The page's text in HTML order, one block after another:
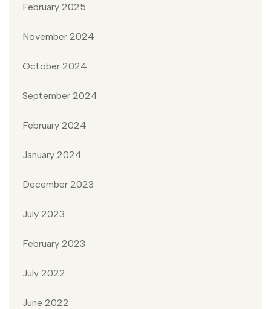
February 2025
November 2024
October 2024
September 2024
February 2024
January 2024
December 2023
July 2023
February 2023
July 2022
June 2022